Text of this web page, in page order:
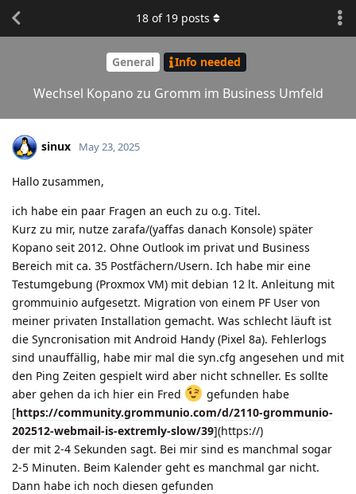
General Info needed
Wechsel Kopano zu Gromm im Business Umfeld
18 of 19 posts
sinux May 23, 2025
Hallo zusammen,
ich habe ein paar Fragen an euch zu o.g. Titel.
Kurz zu mir, nutze zarafa/(yaffas danach Konsole) später
Kopano seit 2012. Ohne Outlook im privat und Business
Bereich mit ca. 35 Postfächern/Usern. Ich habe mir eine
Testumgebung (Proxmox VM) mit debian 12 lt. Anleitung mit
grommuinio aufgesetzt. Migration von einem PF User von
meiner privaten Installation gemacht. Was schlecht läuft ist
die Syncronisation mit Android Handy (Pixel 8a). Fehlerlogs
sind unauffällig, habe mir mal die syn.cfg angesehen und mit
den Ping Zeiten gespielt wird aber nicht schneller. Es sollte
aber gehen da ich hier ein Fred
gefunden habe
[https://community.grommunio.com/d/2110-grommunio-
202512-webmail-is-extremly-slow/39](https://)
der mit 2-4 Sekunden sagt. Bei mir sind es manchmal sogar
2-5 Minuten. Beim Kalender geht es manchmal gar nicht.
Dann habe ich noch diesen gefunden